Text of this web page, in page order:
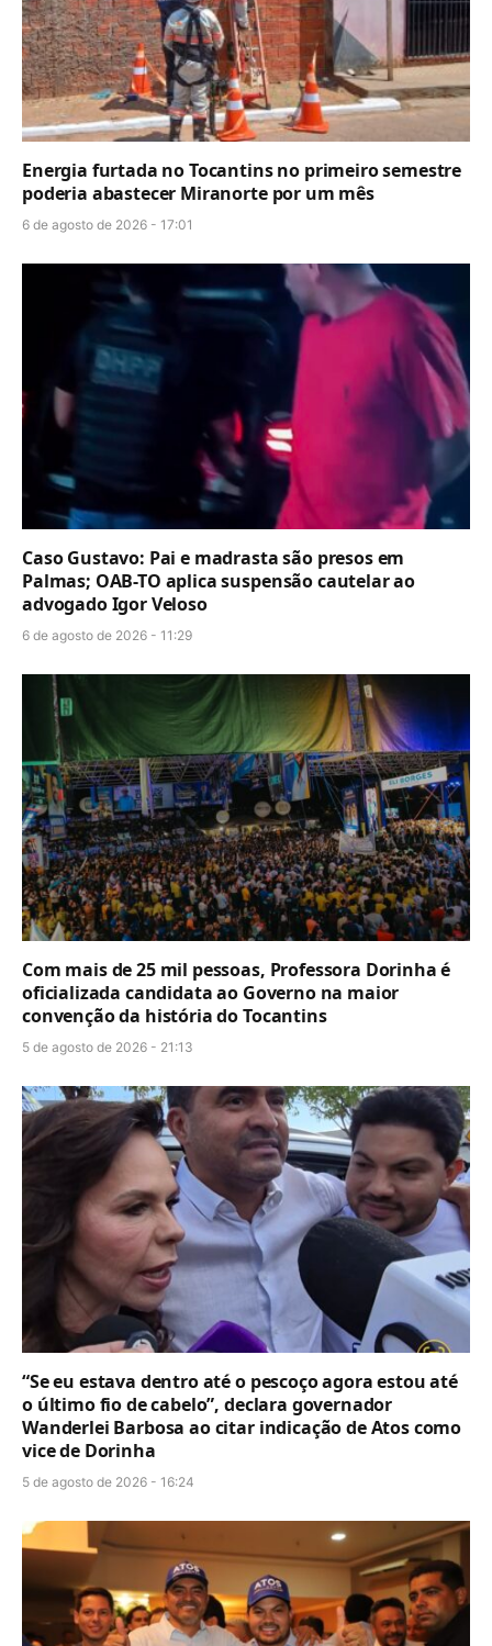
Energia furtada no Tocantins no primeiro semestre
poderia abastecer Miranorte por um mês
6 de agosto de 2026 - 17:01
Caso Gustavo: Pai e madrasta são presos em
Palmas; OAB-TO aplica suspensão cautelar ao
advogado Igor Veloso
6 de agosto de 2026 - 11:29
Com mais de 25 mil pessoas, Professora Dorinha é
oficializada candidata ao Governo na maior
convenção da história do Tocantins
5 de agosto de 2026 - 21:13
“Se eu estava dentro até o pescoço agora estou até
o último fio de cabelo”, declara governador
Wanderlei Barbosa ao citar indicação de Atos como
vice de Dorinha
5 de agosto de 2026 - 16:24